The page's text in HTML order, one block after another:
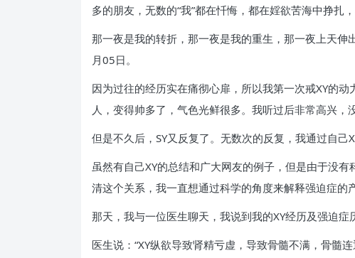
多的朋友，无数的“我”都在忏悔，都在婬欲苦海中挣扎
那一夜是我的转折，那一夜是我的重生，那一夜上天
月05日。
因为过往的经历实在痛彻心扉，所以我第一次戒XY的
人，变得帅多了，气色光鲜很多。我听过后非常高兴，
但是不久后，SY又反复了。无数次的反复，我通过自
虽然有自己XY的总结和广大网友的例子，但是由于没
清这个关系，我一直想通过科学的角度来解释强迫症的
那天，我与一位医生聊天，我说到我的XY经历及强迫
医生说：“XY纵欲导致肾精亏虚，导致骨髓不满，骨髓